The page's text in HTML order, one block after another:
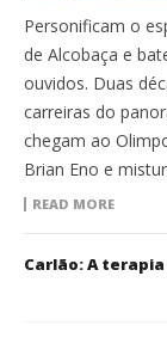
Personificam o
de Alcobaça e
ouvidos. Duas
carreiras do
chegam ao
Brian Eno e
READ MORE
Carlão: A